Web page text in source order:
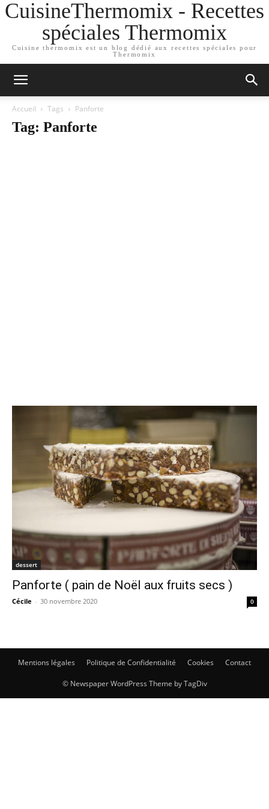
CuisineThermomix - Recettes
spéciales Thermomix
Cuisine thermomix est un blog dédié aux recettes spéciales pour
Thermomix
Accueil Tags Panforte
Tag: Panforte
dessert
Panforte ( pain de Noël aux fruits secs )
Cécile - 30 novembre 2020 0
Mentions légales Politique de Confidentialité Cookies Contact
© Newspaper WordPress Theme by TagDiv